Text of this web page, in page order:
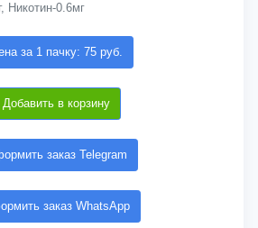
Никотин-0.6мг
за 1 пачку: 75 руб.
Добавить в корзину
заказ Telegram
заказ WhatsApp